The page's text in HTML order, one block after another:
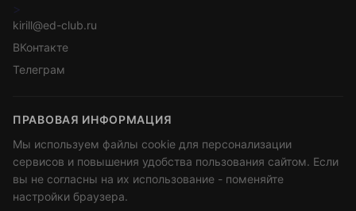
>
kirill@ed-club.ru
ВКонтакте
Телеграм
ПРАВОВАЯ ИНФОРМАЦИЯ
Мы используем файлы cookie для персонализации
сервисов и повышения удобства пользования сайтом. Если
вы не согласны на их использование - поменяйте
настройки браузера.